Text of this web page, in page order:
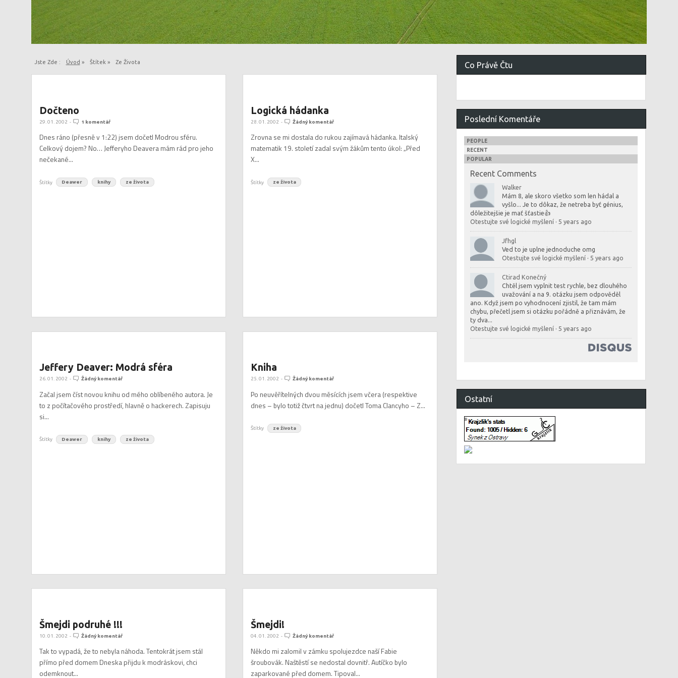
Jste Zde : Úvod » Štítek » Ze Života
Dočteno
29. 01. 2002 - 1 komentář
Dnes ráno (přesně v 1:22) jsem dočetl Modrou sféru.
Celkový dojem? No… Jefferyho Deavera mám rád pro jeho
nečekané...
Štítky Deawer knihy ze života
Logická hádanka
28. 01. 2002 - Žádný komentář
Zrovna se mi dostala do rukou zajímavá hádanka. Italský
matematik 19. století zadal svým žákům tento úkol: „Před
X...
Štítky ze života
Jeffery Deaver: Modrá sféra
26. 01. 2002 - Žádný komentář
Začal jsem číst novou knihu od mého oblíbeného autora. Je
to z počítačového prostředí, hlavně o hackerech. Zapisuju
si...
Štítky Deawer knihy ze života
Kniha
25. 01. 2002 - Žádný komentář
Po neuvěřítelných dvou měsících jsem včera (respektive
dnes – bylo totiž čtvrt na jednu) dočetl Toma Clancyho – Z...
Štítky ze života
Šmejdi podruhé !!!
10. 01. 2002 - Žádný komentář
Tak to vypadá, že to nebyla náhoda. Tentokrát jsem stál
přímo před domem Dneska přijdu k modráskovi, chci
odemknout...
Šmejdi!
04. 01. 2002 - Žádný komentář
Někdo mi zalomil v zámku spolujezdce naší Fabie
šroubovák. Naštěstí se nedostal dovnitř. Autíčko bylo
zaparkované před domem. Tipoval...
Co Právě Čtu
Poslední Komentáře
PEOPLE
RECENT
POPULAR
Recent Comments
Walker
Mám 8, ale skoro všetko som len hádal a
vyšlo... Je to dôkaz, že netreba byť génius,
dôležitejšie je mať šťastie👍
Otestujte své logické myšlení· 5 years ago
Jfhgl
Ved to je uplne jednoduche omg
Otestujte své logické myšlení· 5 years ago
Ctirad Konečný
Chtěl jsem vyplnit test rychle, bez dlouhého
uvažování a na 9. otázku jsem odpověděl
ano. Když jsem po vyhodnocení zjistil, že tam mám
chybu, přečetl jsem si otázku pořádně a přiznávám, že
ty dva...
Otestujte své logické myšlení· 5 years ago
Ostatní